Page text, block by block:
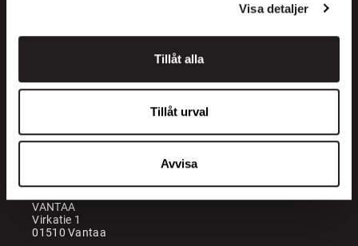
Visa detaljer
Tillåt alla
Tillåt urval
Avvisa
+358 200 70070
Kontor
VANTAA
Virkatie 1
01510 Vantaa